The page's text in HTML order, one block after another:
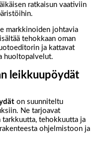
ratkaisun vaativiin
markkinoiden johtavia
tehokkaan oman
ja kattavat
huoltopalvelut.
leikkuupöydät
on suunniteltu
Ne tarjoavat
tarkkuutta, tehokkuutta ja
ohjelmistoon ja